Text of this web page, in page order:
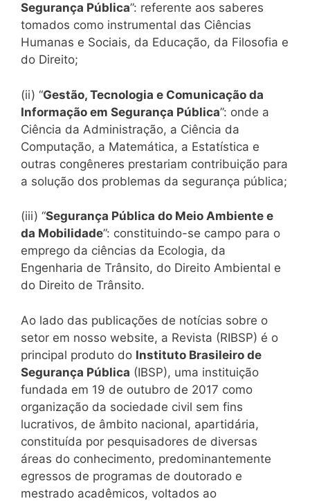
Segurança Pública”: referente aos saberes
tomados como instrumental das Ciências
Humanas e Sociais, da Educação, da Filosofia e
do Direito;
(ii) “Gestão, Tecnologia e Comunicação da
Informação em Segurança Pública”: onde a
Ciência da Administração, a Ciência da
Computação, a Matemática, a Estatística e
outras congêneres prestariam contribuição para
a solução dos problemas da segurança pública;
(iii) “Segurança Pública do Meio Ambiente e
da Mobilidade”: constituindo-se campo para o
emprego da ciências da Ecologia, da
Engenharia de Trânsito, do Direito Ambiental e
do Direito de Trânsito.
Ao lado das publicações de notícias sobre o
setor em nosso website, a Revista (RIBSP) é o
principal produto do Instituto Brasileiro de
Segurança Pública (IBSP), uma instituição
fundada em 19 de outubro de 2017 como
organização da sociedade civil sem fins
lucrativos, de âmbito nacional, apartidária,
constituída por pesquisadores de diversas
áreas do conhecimento, predominantemente
egressos de programas de doutorado e
mestrado acadêmicos, voltados ao